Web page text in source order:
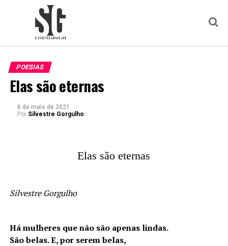
POESIAS
Elas são eternas
6 de maio de 2021
Por Silvestre Gorgulho
Elas são eternas
Silvestre Gorgulho
Há mulheres que não são apenas lindas.
São belas. E, por serem belas,